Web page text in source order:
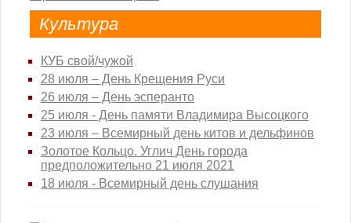
Культура
КУБ свой/чужой
28 июля – День Крещения Руси
26 июля – День эсперанто
25 июля - День памяти Владимира Высоцкого
23 июля – Всемирный день китов и дельфинов
Золотое Кольцо. Углич День города
предположительно 21 июля 2021
18 июля - Всемирный день слушания